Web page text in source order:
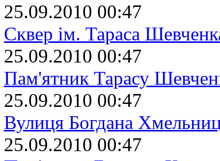
25.09.2010 00:47
Сквер ім. Тараса
25.09.2010 00:47
Пам'ятник Тарасу
25.09.2010 00:47
Вулиця Богдана
25.09.2010 00:47